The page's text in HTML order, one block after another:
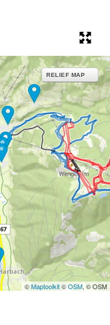
RELIEF MAP
©Maptoolkit©OSM, © OSM